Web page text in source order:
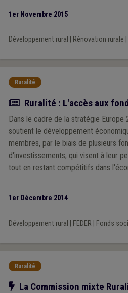
1er Novembre 2015
Développement rural Rénovation rurale
Ruralité
Article
Ruralité : L'accès aux
Dans le cadre de la stratégie Europe
soutient le développement
membres, par le biais de plusieurs
d'investissements, qui visent à leur
tout en restant compétitifs dans
1er Décembre 2014
Développement rural FEDER Fonds
Ruralité
Notre action
La Commission mixte